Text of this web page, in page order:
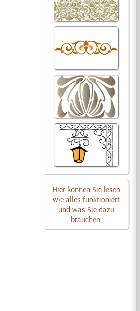
Hier können Sie lesen
wie alles funktioniert
und was Sie dazu
brauchen.